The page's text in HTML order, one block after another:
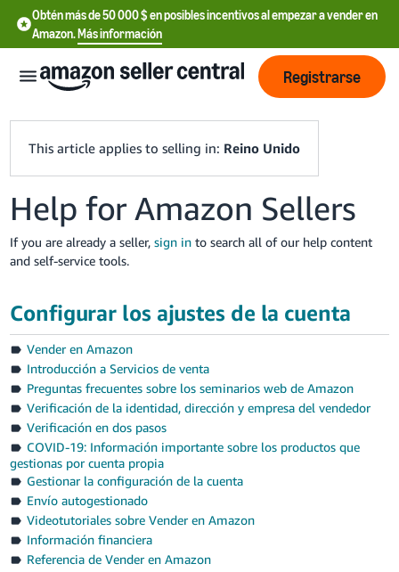
Obtén más de 50 000 $ en posibles incentivos al empezar a vender en
Amazon.Más información
中
文
-
中
文
-
TW
Deutsch
- DE
Français
- FR
Italiano
- IT
Registrarse
This article applies to selling in: Reino Unido
Help for Amazon Sellers
If you are already a seller,sign in to search all of our help content
and self-service tools.
Configurar los ajustes de la cuenta
Vender en Amazon
Introducción a Servicios de venta
Preguntas frecuentes sobre los seminarios web de Amazon
Verificación de la identidad, dirección y empresa del vendedor
Verificación en dos pasos
COVID-19: Información importante sobre los productos que
gestionas por cuenta propia
Gestionar la configuración de la cuenta
Envío autogestionado
Videotutoriales sobre Vender en Amazon
Información financiera
Referencia de Vender en Amazon